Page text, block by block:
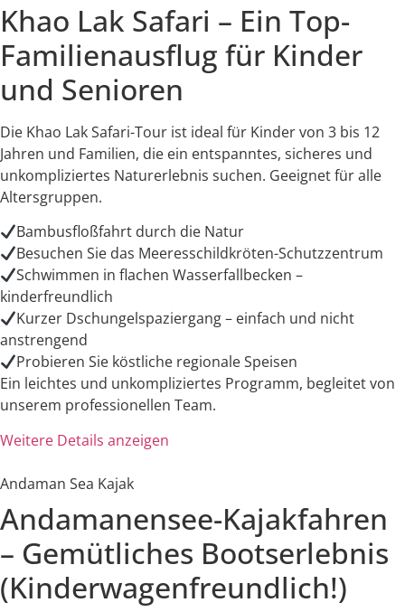
Khao Lak Safari – Ein Top-
Familienausflug für Kinder
und Senioren
Die Khao Lak Safari-Tour ist ideal für Kinder von 3 bis 12
Jahren und Familien, die ein entspanntes, sicheres und
unkompliziertes Naturerlebnis suchen. Geeignet für alle
Altersgruppen.
Bambusfloßfahrt durch die Natur
Besuchen Sie das Meeresschildkröten-Schutzzentrum
Schwimmen in flachen Wasserfallbecken –
kinderfreundlich
Kurzer Dschungelspaziergang – einfach und nicht
anstrengend
Probieren Sie köstliche regionale Speisen
Ein leichtes und unkompliziertes Programm, begleitet von
unserem professionellen Team.
Weitere Details anzeigen
Andaman Sea Kajak
Andamanensee-Kajakfahren
– Gemütliches Bootserlebnis
(Kinderwagenfreundlich!)